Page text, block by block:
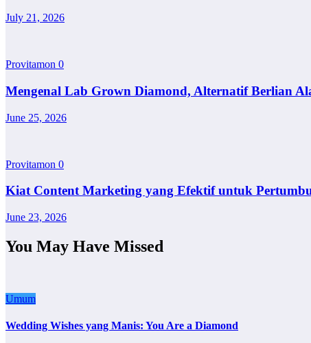
July 21, 2026
Provitamon 0
Mengenal Lab Grown Diamond, Alternatif Berlian
June 25, 2026
Provitamon 0
Kiat Content Marketing yang Efektif untuk
June 23, 2026
You May Have Missed
Umum
Wedding Wishes yang Manis: You Are a Diamond